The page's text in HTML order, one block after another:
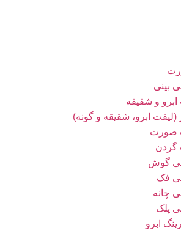
بینی
ابرو و شقیقه
(لیفت ابرو، شقیقه و گونه)
صورت
گردن
گوش
فک
چانه
پلک
ابرو